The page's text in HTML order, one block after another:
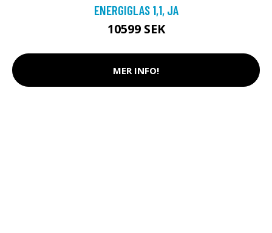
ENERGIGLAS 1,1, JA
10599 SEK
MER INFO!